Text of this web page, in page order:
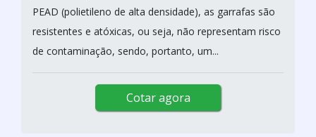
PEAD (polietileno de alta densidade), as garrafas são
resistentes e atóxicas, ou seja, não representam risco
de contaminação, sendo, portanto, um...
Cotar agora